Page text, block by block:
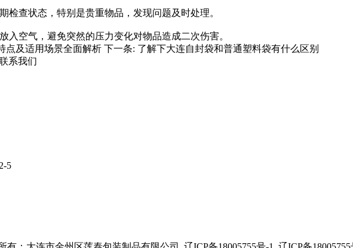
检查状态，特别是贵重物品，发现问题及时处理。
入空气，避免突然的压力变化对物品造成二次伤害。
点及适用场景全面解析 下一条: 了解下大连自封袋和普通塑料袋有什么区别
系我们
5